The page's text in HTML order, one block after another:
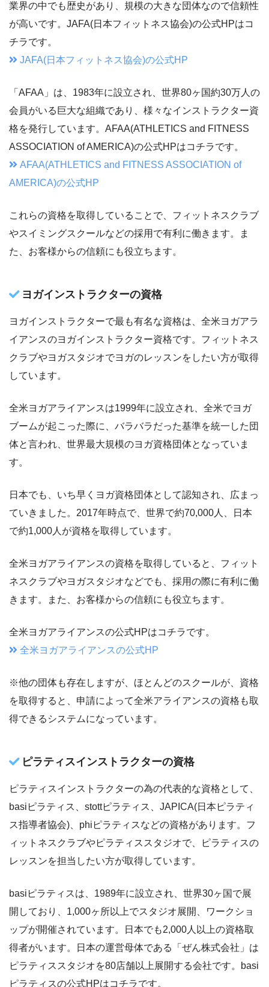
業界の中でも歴史があり、規模の大きな団体なので信頼性
が高いです。JAFA(日本フィットネス協会)の公式HPはコ
チラです。
JAFA(日本フィットネス協会)の公式HP
「AFAA」は、1983年に設立され、世界80ヶ国約30万人の
会員がいる巨大な組織であり、様々なインストラクター資
格を発行しています。AFAA(ATHLETICS and FITNESS
ASSOCIATION of AMERICA)の公式HPはコチラです。
AFAA(ATHLETICS and FITNESS ASSOCIATION of
AMERICA)の公式HP
これらの資格を取得していることで、フィットネスクラブ
やスイミングスクールなどの採用で有利に働きます。ま
た、お客様からの信頼にも役立ちます。
ヨガインストラクターの資格
ヨガインストラクターで最も有名な資格は、全米ヨガアラ
イアンスのヨガインストラクター資格です。フィットネス
クラブやヨガスタジオでヨガのレッスンをしたい方が取得
しています。
全米ヨガアライアンスは1999年に設立され、全米でヨガ
ブームが起こった際に、バラバラだった基準を統一した団
体と言われ、世界最大規模のヨガ資格団体となっていま
す。
日本でも、いち早くヨガ資格団体として認知され、広まっ
ていきました。2017年時点で、世界で約70,000人、日本
で約1,000人が資格を取得しています。
全米ヨガアライアンスの資格を取得していると、フィット
ネスクラブやヨガスタジオなどでも、採用の際に有利に働
きます。また、お客様からの信頼にも役立ちます。
全米ヨガアライアンスの公式HPはコチラです。
全米ヨガアライアンスの公式HP
※他の団体も存在しますが、ほとんどのスクールが、資格
を取得すると、申請によって全米アライアンスの資格も取
得できるシステムになっています。
ピラティスインストラクターの資格
ピラティスインストラクターの為の代表的な資格として、
basiピラティス、stottピラティス、JAPICA(日本ピラティ
ス指導者協会)、phiピラティスなどの資格があります。フ
ィットネスクラブやピラティススタジオで、ピラティスの
レッスンを担当したい方が取得しています。
basiピラティスは、1989年に設立され、世界30ヶ国で展
開しており、1,000ヶ所以上でスタジオ展開、ワークショ
ップが開催されています。日本でも2,000人以上の資格取
得者がいます。日本の運営母体である「ぜん株式会社」は
ピラティススタジオを80店舗以上展開する会社です。basi
ピラティスの公式HPはコチラです。